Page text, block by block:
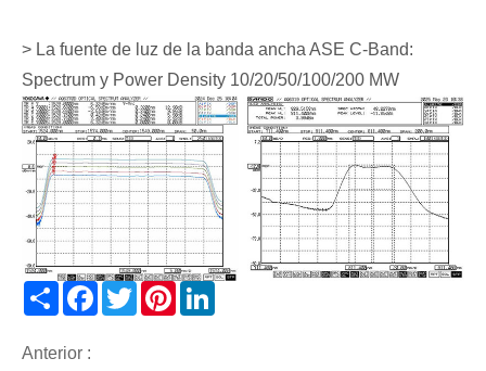
> La fuente de luz de la banda ancha ASE C-Band:
Spectrum y Power Density 10/20/50/100/200 MW
Share Facebook
TwitterPinterest
Anterior :